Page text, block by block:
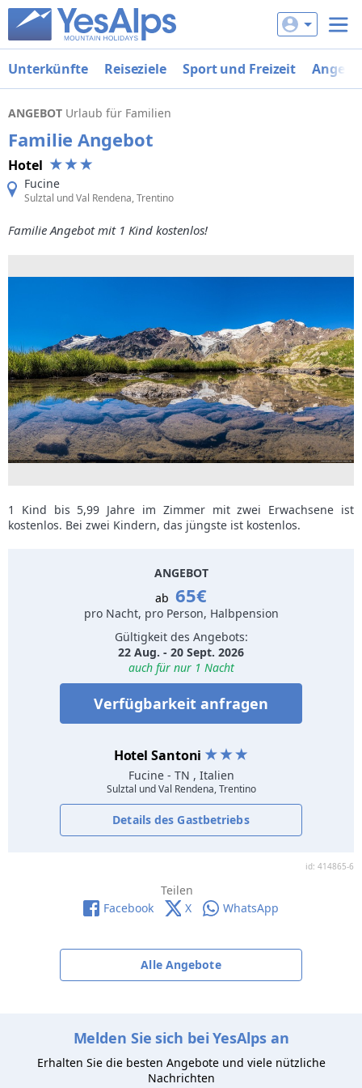
Unterkünfte Reiseziele Sport und Freizeit
ANGEBOT Urlaub für Familien
Familie Angebot
Hotel
Fucine
Sulztal und Val Rendena, Trentino
Familie Angebot mit 1 Kind kostenlos!
1 Kind bis 5,99 Jahre im Zimmer mit zwei Erwachsene ist
kostenlos. Bei zwei Kindern, das jüngste ist kostenlos.
ANGEBOT
ab 65€
pro Nacht, pro Person, Halbpension
Gültigkeit des Angebots:
22 Aug. - 20 Sept. 2026
auch für nur 1 Nacht
Verfügbarkeit anfragen
Hotel Santoni
Fucine - TN , Italien
Sulztal und Val Rendena, Trentino
Details des Gastbetriebs
id: 414865-6
Teilen
Facebook
X WhatsApp
Alle Angebote
Melden Sie sich bei YesAlps an
Erhalten Sie die besten Angebote und viele nützliche
Nachrichten